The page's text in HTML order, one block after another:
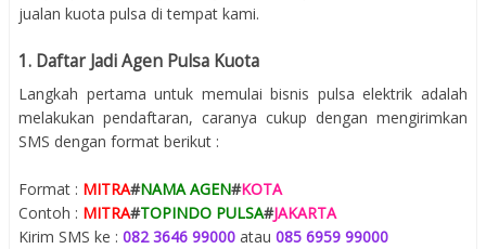
jualan kuota pulsa di tempat kami.
1. Daftar Jadi Agen Pulsa Kuota
Langkah pertama untuk memulai bisnis pulsa elektrik adalah
melakukan pendaftaran, caranya cukup dengan mengirimkan
SMS dengan format berikut :
Format : MITRA#NAMA AGEN#KOTA
Contoh : MITRA#TOPINDO PULSA#JAKARTA
Kirim SMS ke : 082 3646 99000 atau 085 6959 99000